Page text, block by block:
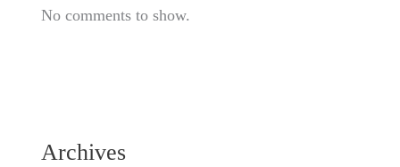
No comments to show.
Archives